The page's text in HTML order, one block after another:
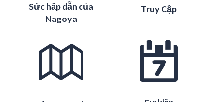
Sức hấp dẫn của
Nagoya
Truy Cập